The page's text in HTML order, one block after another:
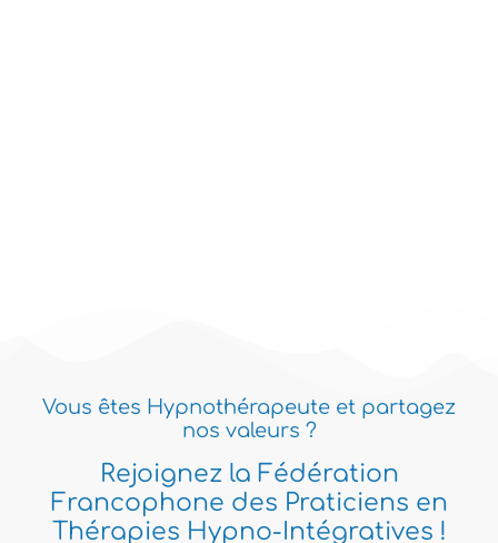
Vous êtes Hypnothérapeute et partagez
nos valeurs ?
Rejoignez la Fédération
Francophone des Praticiens en
Thérapies Hypno-Intégratives !